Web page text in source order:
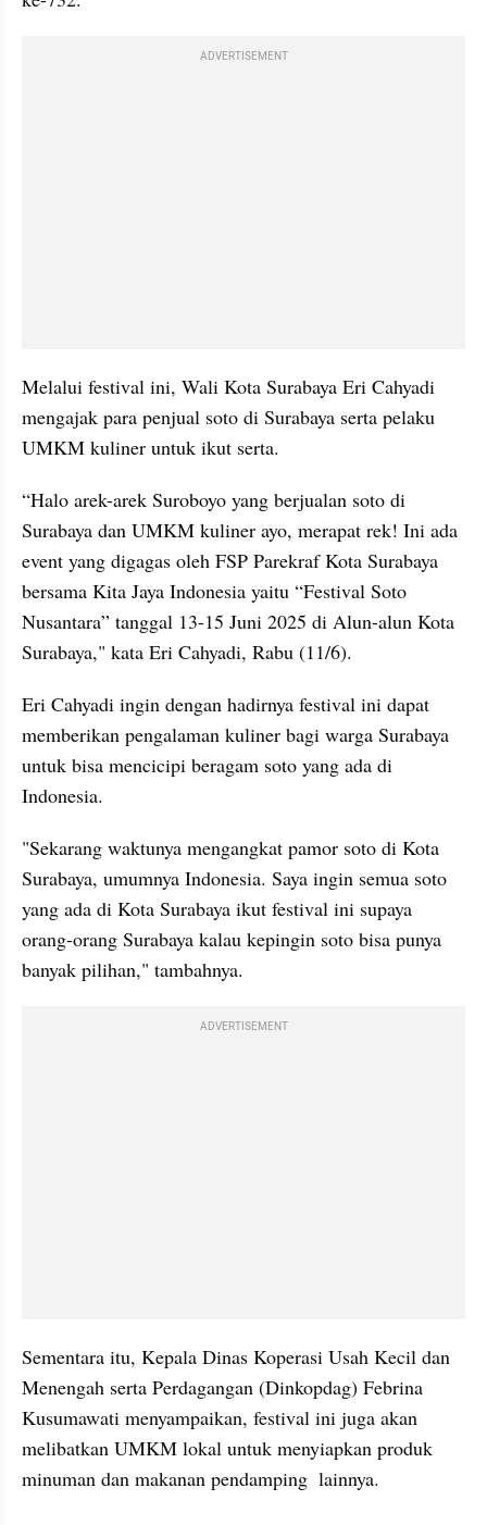
ADVERTISEMENT
Melalui festival ini, Wali Kota Surabaya Eri Cahyadi
mengajak para penjual soto di Surabaya serta pelaku
UMKM kuliner untuk ikut serta.
“Halo arek-arek Suroboyo yang berjualan soto di
Surabaya dan UMKM kuliner ayo, merapat rek! Ini ada
event yang digagas oleh FSP Parekraf Kota Surabaya
bersama Kita Jaya Indonesia yaitu “Festival Soto
Nusantara” tanggal 13-15 Juni 2025 di Alun-alun Kota
Surabaya," kata Eri Cahyadi, Rabu (11/6).
Eri Cahyadi ingin dengan hadirnya festival ini dapat
memberikan pengalaman kuliner bagi warga Surabaya
untuk bisa mencicipi beragam soto yang ada di
Indonesia.
"Sekarang waktunya mengangkat pamor soto di Kota
Surabaya, umumnya Indonesia. Saya ingin semua soto
yang ada di Kota Surabaya ikut festival ini supaya
orang-orang Surabaya kalau kepingin soto bisa punya
banyak pilihan," tambahnya.
ADVERTISEMENT
Sementara itu, Kepala Dinas Koperasi Usah Kecil dan
Menengah serta Perdagangan (Dinkopdag) Febrina
Kusumawati menyampaikan, festival ini juga akan
melibatkan UMKM lokal untuk menyiapkan produk
minuman dan makanan pendamping  lainnya.